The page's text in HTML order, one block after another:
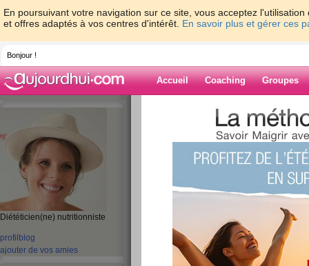
En poursuivant votre navigation sur ce site, vous acceptez
et offres adaptés à vos centres d'intérêt. En savoir plus et gérer ces
Bonjour !
Accueil Coaching Groupes
Diététicien(ne) nutritionniste
profil blog
ajouter de vos amies
>
Blog de
61 - 70 de 80 ‹ Préc. 1 3